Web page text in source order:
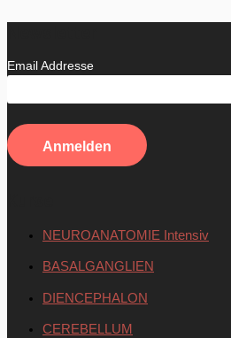
Email Addresse
NEUROANATOMIE Intensiv
BASALGANGLIEN
DIENCEPHALON
CEREBELLUM